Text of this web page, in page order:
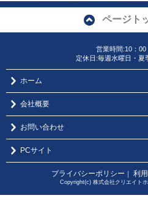
ページト
営業時間:10：00
定休日:毎週水曜日・夏
ホーム
会社概要
お問い合わせ
PCサイト
プライバシーポリシー ｜ 利
Copyright(c) 株式会社クリエイト